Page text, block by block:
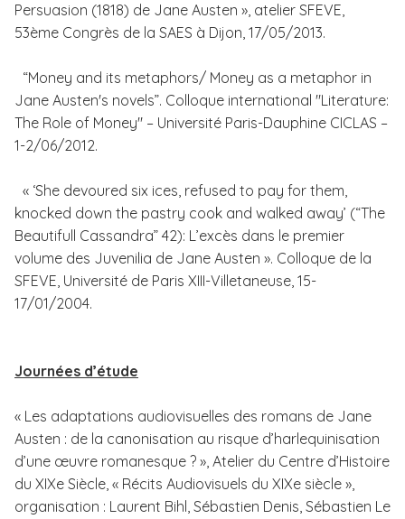
Persuasion (1818) de Jane Austen », atelier SFEVE,
53ème Congrès de la SAES à Dijon, 17/05/2013.
“Money and its metaphors/ Money as a metaphor in
Jane Austen's novels”. Colloque international "Literature:
The Role of Money" – Université Paris-Dauphine CICLAS –
1-2/06/2012.
« ‘She devoured six ices, refused to pay for them,
knocked down the pastry cook and walked away’ (“The
Beautifull Cassandra” 42): L’excès dans le premier
volume des Juvenilia de Jane Austen ». Colloque de la
SFEVE, Université de Paris XIII-Villetaneuse, 15-
17/01/2004.
Journées d’étude
« Les adaptations audiovisuelles des romans de Jane
Austen : de la canonisation au risque d’harlequinisation
d’une œuvre romanesque ? », Atelier du Centre d’Histoire
du XIXe Siècle, « Récits Audiovisuels du XIXe siècle »,
organisation : Laurent Bihl, Sébastien Denis, Sébastien Le